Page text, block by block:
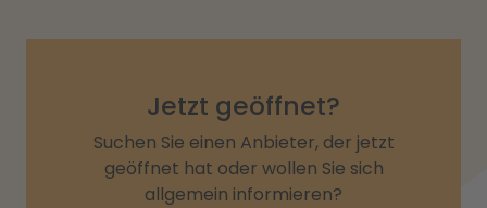
Jetzt geöffnet?
Suchen Sie einen Anbieter, der jetzt
geöffnet hat oder wollen Sie sich
allgemein informieren?